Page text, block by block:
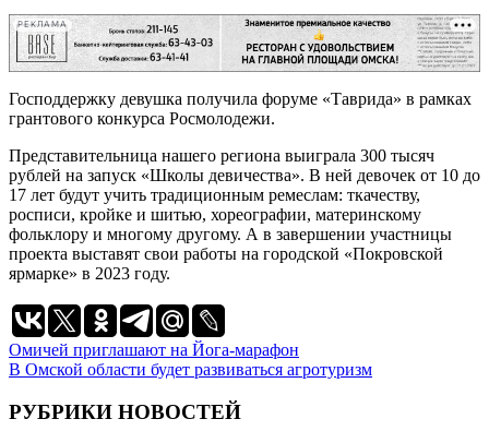
РЕКЛАМА
Господдержку девушка получила форуме «Таврида» в рамках
грантового конкурса Росмолодежи.
Представительница нашего региона выиграла 300 тысяч
рублей на запуск «Школы девичества». В ней девочек от 10 до
17 лет будут учить традиционным ремеслам: ткачеству,
росписи, кройке и шитью, хореографии, материнскому
фольклору и многому другому. А в завершении участницы
проекта выставят свои работы на городской «Покровской
ярмарке» в 2023 году.
Навигация
по
записям
Омичей приглашают на Йога-марафон
В Омской области будет развиваться агротуризм
РУБРИКИ НОВОСТЕЙ